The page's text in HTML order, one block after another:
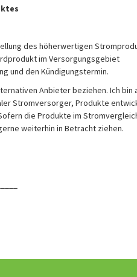
des höherwertigen
im Versorgungsgebiet
und den Kündigungstermin.
Anbieter beziehen. Ich bin
Stromversorger, Produkte
die Produkte im
weiterhin in Betracht ziehen.